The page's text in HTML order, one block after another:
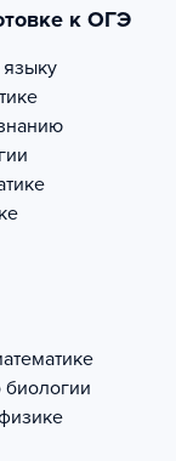
к ОГЭ